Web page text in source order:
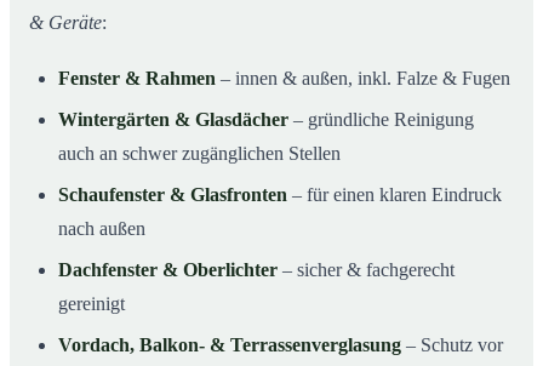
& Geräte:
Fenster & Rahmen – innen & außen, inkl. Falze & Fugen
Wintergärten & Glasdächer – gründliche Reinigung
auch an schwer zugänglichen Stellen
Schaufenster & Glasfronten – für einen klaren Eindruck
nach außen
Dachfenster & Oberlichter – sicher & fachgerecht
gereinigt
Vordach, Balkon- & Terrassenverglasung – Schutz vor